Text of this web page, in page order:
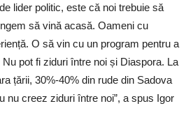
lider politic, este că noi trebuie să
să vină acasă. Oameni cu
O să vin cu un program pentru a
pot fi ziduri între noi și Diaspora. La
țării, 30%-40% din rude din Sadova
nu creez ziduri între noi”, a spus Igor